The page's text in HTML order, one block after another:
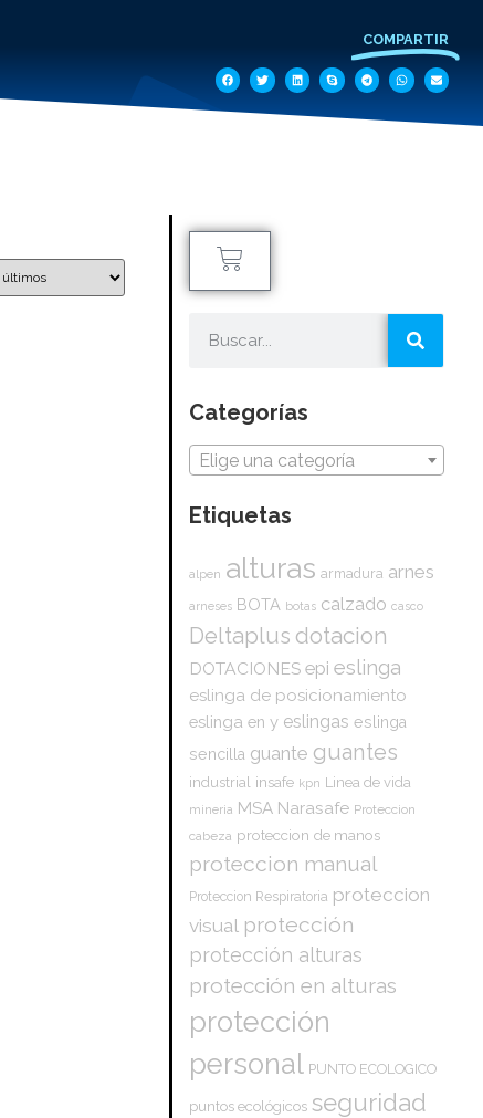
COMPARTIR
Categorías
Elige una categoría
Etiquetas
alpen alturas armadura arnes
arneses BOTA botas calzado casco
Deltaplus dotacion
DOTACIONES epi eslinga
eslinga de posicionamiento
eslinga en y eslingas eslinga
sencilla guante guantes
industrial insafe kpn Linea de vida
mineria MSA Narasafe Proteccion
cabeza proteccion de manos
proteccion manual
Proteccion Respiratoria proteccion
visual protección
protección alturas
protección en alturas
protección
personal PUNTO ECOLOGICO
puntos ecológicos seguridad